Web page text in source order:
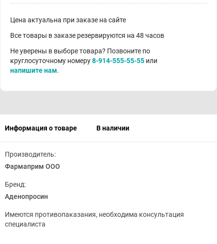
Цена актуальна при заказе на сайте
Все товары в заказе резервируются на 48 часов
Не уверены в выборе товара? Позвоните по
круглосуточному номеру8-914-555-55-55 или
напишите нам.
Информация о товаре В наличии
Производитель:
Фармаприм ООО
Бренд:
Аденопросин
Имеются противопаказания, необходима консультация
специалиста